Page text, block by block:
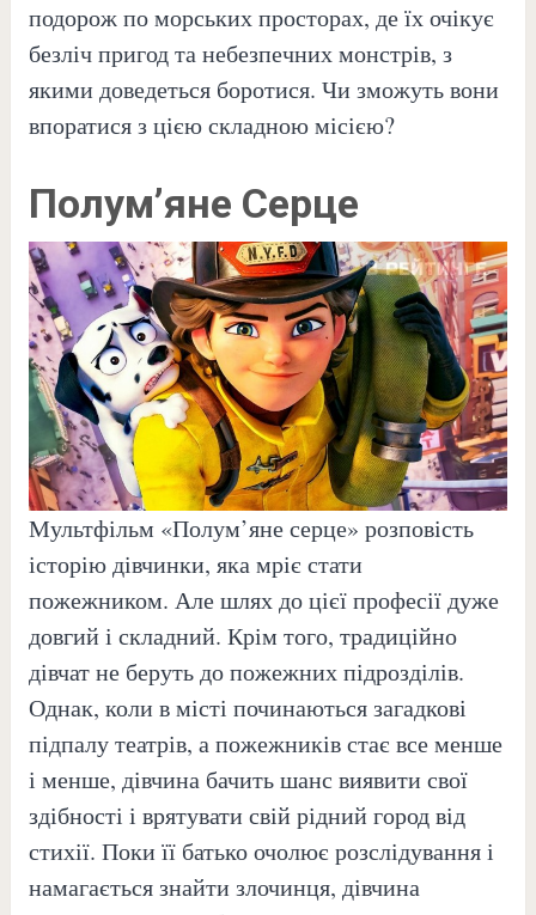
подорож по морських просторах, де їх очікує
безліч пригод та небезпечних монстрів, з
якими доведеться боротися. Чи зможуть вони
впоратися з цією складною місією?
Полум’яне Серце
Мультфільм «Полум’яне серце» розповість
історію дівчинки, яка мріє стати
пожежником. Але шлях до цієї професії дуже
довгий і складний. Крім того, традиційно
дівчат не беруть до пожежних підрозділів.
Однак, коли в місті починаються загадкові
підпалу театрів, а пожежників стає все менше
і менше, дівчина бачить шанс виявити свої
здібності і врятувати свій рідний город від
стихії. Поки її батько очолює розслідування і
намагається знайти злочинця, дівчина